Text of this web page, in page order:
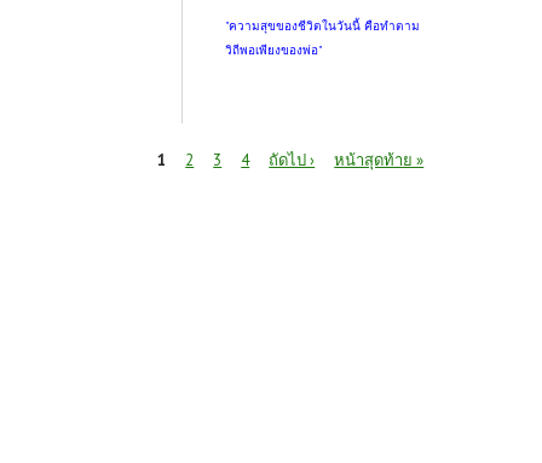
"ความสุขของชีวิตในวันนี้ คือทำตาม
วิถีพอเพียงของพ่อ"
1 2 3 4 ถัดไป › หน้าสุดท้าย »